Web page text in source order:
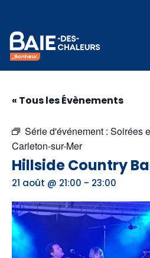
« Tous les Évènements
Série d'événement : Soirées
Carleton-sur-Mer
Hillside Country
21 août @ 21:00 - 23:00